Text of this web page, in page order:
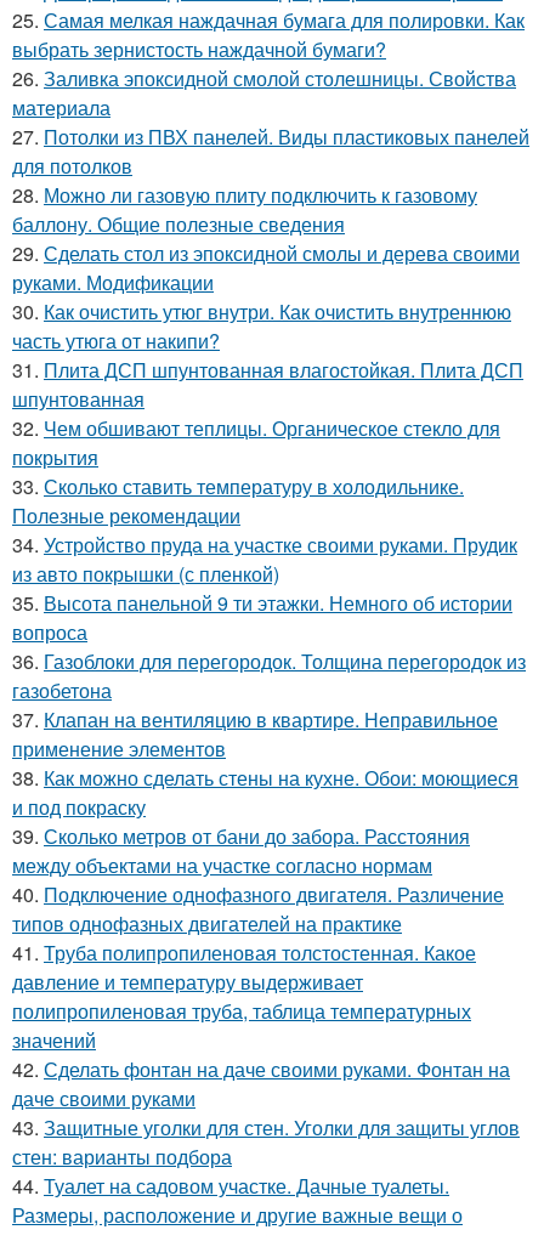
25. Самая мелкая наждачная бумага для полировки. Как
выбрать зернистость наждачной бумаги?
26. Заливка эпоксидной смолой столешницы. Свойства
материала
27. Потолки из ПВХ панелей. Виды пластиковых панелей
для потолков
28. Можно ли газовую плиту подключить к газовому
баллону. Общие полезные сведения
29. Сделать стол из эпоксидной смолы и дерева своими
руками. Модификации
30. Как очистить утюг внутри. Как очистить внутреннюю
часть утюга от накипи?
31. Плита ДСП шпунтованная влагостойкая. Плита ДСП
шпунтованная
32. Чем обшивают теплицы. Органическое стекло для
покрытия
33. Сколько ставить температуру в холодильнике.
Полезные рекомендации
34. Устройство пруда на участке своими руками. Прудик
из авто покрышки (с пленкой)
35. Высота панельной 9 ти этажки. Немного об истории
вопроса
36. Газоблоки для перегородок. Толщина перегородок из
газобетона
37. Клапан на вентиляцию в квартире. Неправильное
применение элементов
38. Как можно сделать стены на кухне. Обои: моющиеся
и под покраску
39. Сколько метров от бани до забора. Расстояния
между объектами на участке согласно нормам
40. Подключение однофазного двигателя. Различение
типов однофазных двигателей на практике
41. Труба полипропиленовая толстостенная. Какое
давление и температуру выдерживает
полипропиленовая труба, таблица температурных
значений
42. Сделать фонтан на даче своими руками. Фонтан на
даче своими руками
43. Защитные уголки для стен. Уголки для защиты углов
стен: варианты подбора
44. Туалет на садовом участке. Дачные туалеты.
Размеры, расположение и другие важные вещи о